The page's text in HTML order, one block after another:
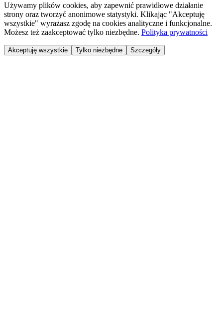
Używamy plików cookies, aby zapewnić prawidłowe działanie
strony oraz tworzyć anonimowe statystyki. Klikając "Akceptuję
wszystkie" wyrażasz zgodę na cookies analityczne i funkcjonalne.
Możesz też zaakceptować tylko niezbędne. Polityka prywatności
Akceptuję wszystkie Tylko niezbędne Szczegóły